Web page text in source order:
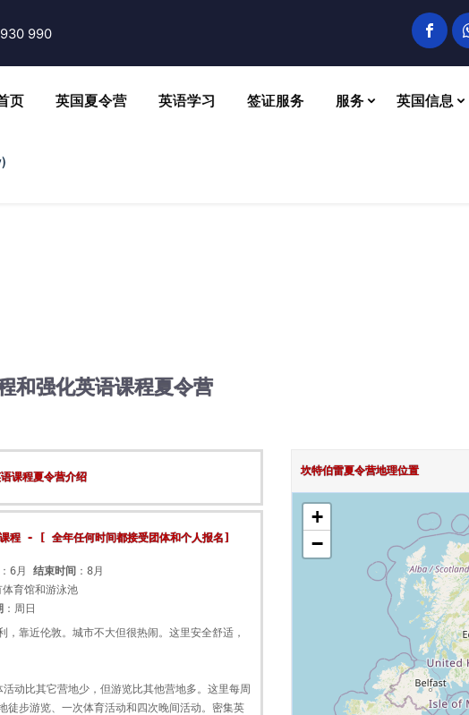
990
页 英国夏令营 英语学习 签证服务 服务 英国信息
和强化英语课程夏令营
课程夏令营介绍
程 - [ 全年任何时间都接受团体和个人报名]
：6月 结束时间 ：8月
体育馆和游泳池
：周日
靠近伦敦。城市不大但很热闹。这里安全舒适，
动比其它营地少，但游览比其他营地多。这里每周
徒步游览、一次体育活动和四次晚间活动。密集英
坎特伯雷夏令营地理位置
+
−